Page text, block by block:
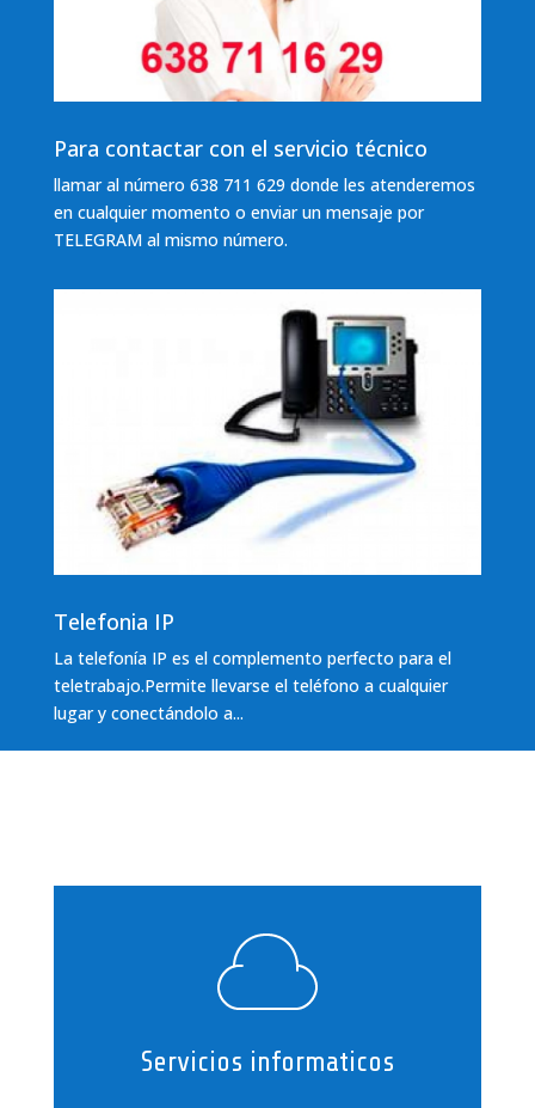
Para contactar con el servicio técnico
llamar al número 638 711 629 donde les atenderemos
en cualquier momento o enviar un mensaje por
TELEGRAM al mismo número.
Telefonia IP
La telefoní­a IP es el complemento perfecto para el
teletrabajo.Permite llevarse el teléfono a cualquier
lugar y conectándolo a...
Servicios informaticos